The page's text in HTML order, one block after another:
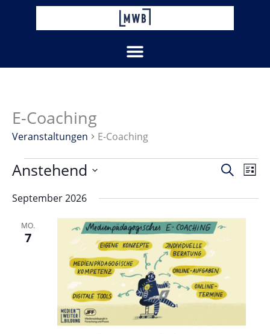
E-Coaching
Veranstaltungen E-Coaching
Veranstaltungen
und
Navigation
SucheListe
Anstehend
wählen.
September 2026
MO.
7